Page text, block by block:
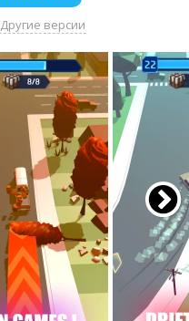
Другие версии